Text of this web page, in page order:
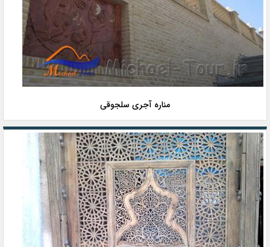
مناره آجری سلجوقی